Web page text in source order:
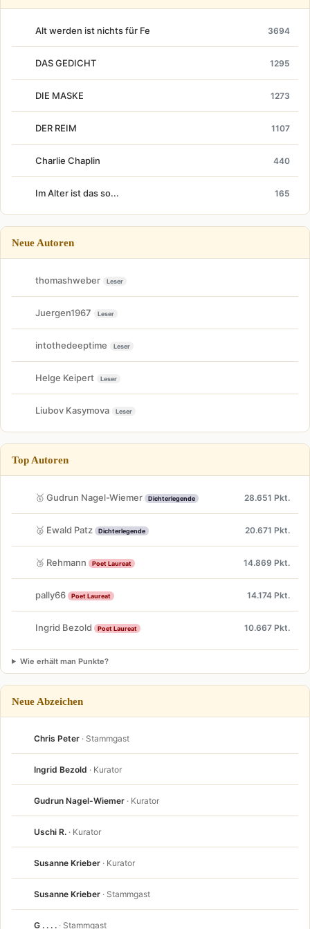
Alt werden ist nichts für Fe 3694
DAS GEDICHT 1295
DIE MASKE 1273
DER REIM 1107
Charlie Chaplin 440
Im Alter ist das so... 165
Neue Autoren
thomashweber Leser
Juergen1967 Leser
intothedeeptime Leser
Helge Keipert Leser
Liubov Kasymova Leser
Top Autoren
🥇 Gudrun Nagel-Wiemer Dichterlegende 28.651 Pkt.
🥈 Ewald Patz Dichterlegende 20.671 Pkt.
🥉 Rehmann Poet Laureat 14.869 Pkt.
pally66 Poet Laureat 14.174 Pkt.
Ingrid Bezold Poet Laureat 10.667 Pkt.
Wie erhält man Punkte?
Neue Abzeichen
Chris Peter · Stammgast
Ingrid Bezold · Kurator
Gudrun Nagel-Wiemer · Kurator
Uschi R. · Kurator
Susanne Krieber · Kurator
Susanne Krieber · Stammgast
G . . . . · Stammgast